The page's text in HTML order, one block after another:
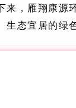
来，雁翔康源
态宜居的绿